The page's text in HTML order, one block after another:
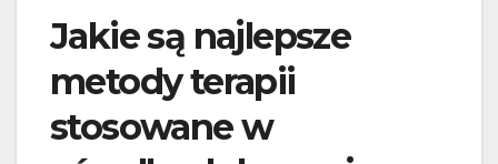
Jakie są najlepsze
metody terapii
stosowane w